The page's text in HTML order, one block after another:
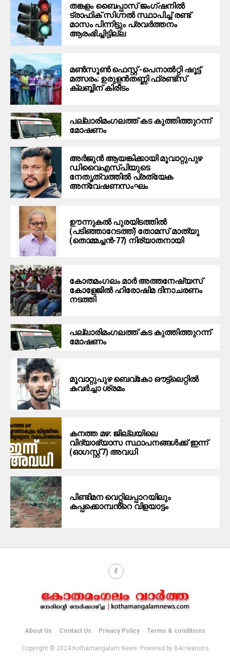
തങ്കളം ബൈപ്പാസ് ജംഗ്ഷനിൽ
ട്രാഫിക് സിഗ്നല്‍ സ്ഥാപിച്ച് രണ്ട്
മാസം പിന്നിട്ടും പ്രവർത്തനം
ആരംഭിച്ചിട്ടില്ല
മൺസൂൺ ഫെസ്റ്റ് -പെനാൽറ്റി ഷൂട്ട്
മത്സരം: ഉരുളൻതണ്ണി ഫ്രണ്ട്സ്
ക്ലബ്ബിന് കിരീടം
പ​ല്ലാ​രി​മം​ഗ​ല​ത്ത് ക​ട കു​ത്തി​ത്തുറ​ന്ന്
മോ​ഷ​ണം
അര്‍ജുന്‍ ആയങ്കിക്കായി മൂവാറ്റുപുഴ
ഡിവൈഎസ്പിയുടെ
നേതൃത്വത്തില്‍ പ്രത്യേക
അന്വേഷണസംഘം
ഊന്നുകല്‍ പുരയിടത്തില്‍
(പടിഞ്ഞാറേടത്ത്) തോമസ് മാത്യു
(തൊമ്മച്ചന്‍-77) നിര്യാതനായി
കോതമംഗലം മാര്‍ അത്തനേഷ്യസ്
കോളേജില്‍ ഹിരോഷിമ ദിനാചരണം
നടത്തി
പ​ല്ലാ​രി​മം​ഗ​ല​ത്ത് ക​ട കു​ത്തി​ത്തുറ​ന്ന്
മോ​ഷ​ണം
മൂ​വാ​റ്റു​പു​ഴ ബെ​വ്കോ ഔ​ട്ട്‌​ലെ​റ്റിൽ
കവർച്ചാ ശ്രമം
കനത്ത മഴ: ജില്ലയിലെ
വിദ്യാഭ്യാസ സ്ഥാപനങ്ങള്‍ക്ക് ഇന്ന്
(ഓഗസ്റ്റ് 7) അവധി
പിണ്ടിമന വെറ്റിലപ്പാറയിലും
കപ്പക്കൊമ്പൻ്റെ വിളയാട്ടം
About Us Contact Us Privacy Policy Terms & conditions
Copyright © 2024 Kothamangalam News. Powered by B4creations